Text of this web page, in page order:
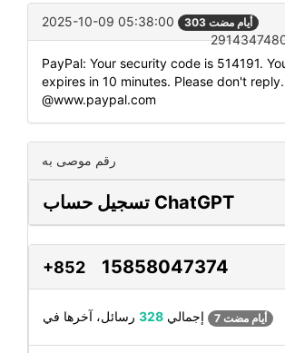
2025-10-09 05:38:00 303 أيام مضت
PayPal: Your security code is 514191.
expires in 10 minutes. Please don't reply.
@www.paypal.com
رقم موصى به
تسجيل حساب ChatGPT
+852 15858047374
إجمالي 328 7 أيام مضت